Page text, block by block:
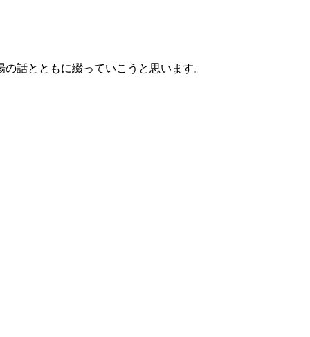
話とともに綴っていこうと思います。